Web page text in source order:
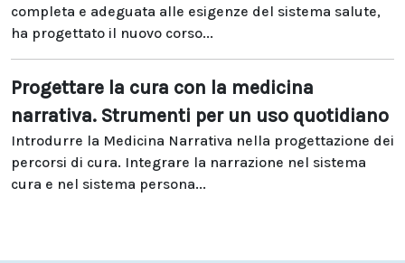
completa e adeguata alle esigenze del sistema salute,
ha progettato il nuovo corso...
Progettare la cura con la medicina
narrativa. Strumenti per un uso quotidiano
Introdurre la Medicina Narrativa nella progettazione dei
percorsi di cura. Integrare la narrazione nel sistema
cura e nel sistema persona...